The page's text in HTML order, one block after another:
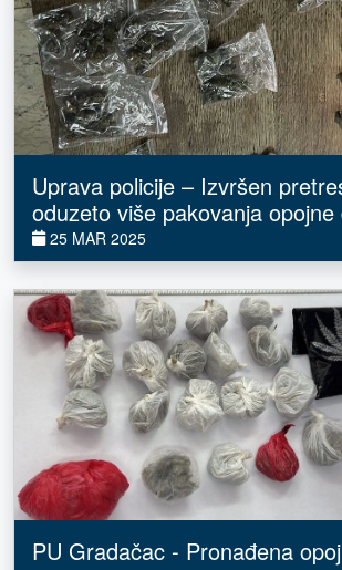
Uprava policije – Izvršen
oduzeto više pakovanja opojne
25 MAR 2025
PU Gradačac - Pronađena